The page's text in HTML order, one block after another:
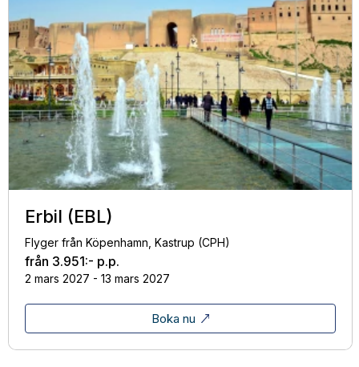
Erbil (EBL)
Flyger från Köpenhamn, Kastrup (CPH)
från 3.951:- p.p.
2 mars 2027 - 13 mars 2027
Boka nu